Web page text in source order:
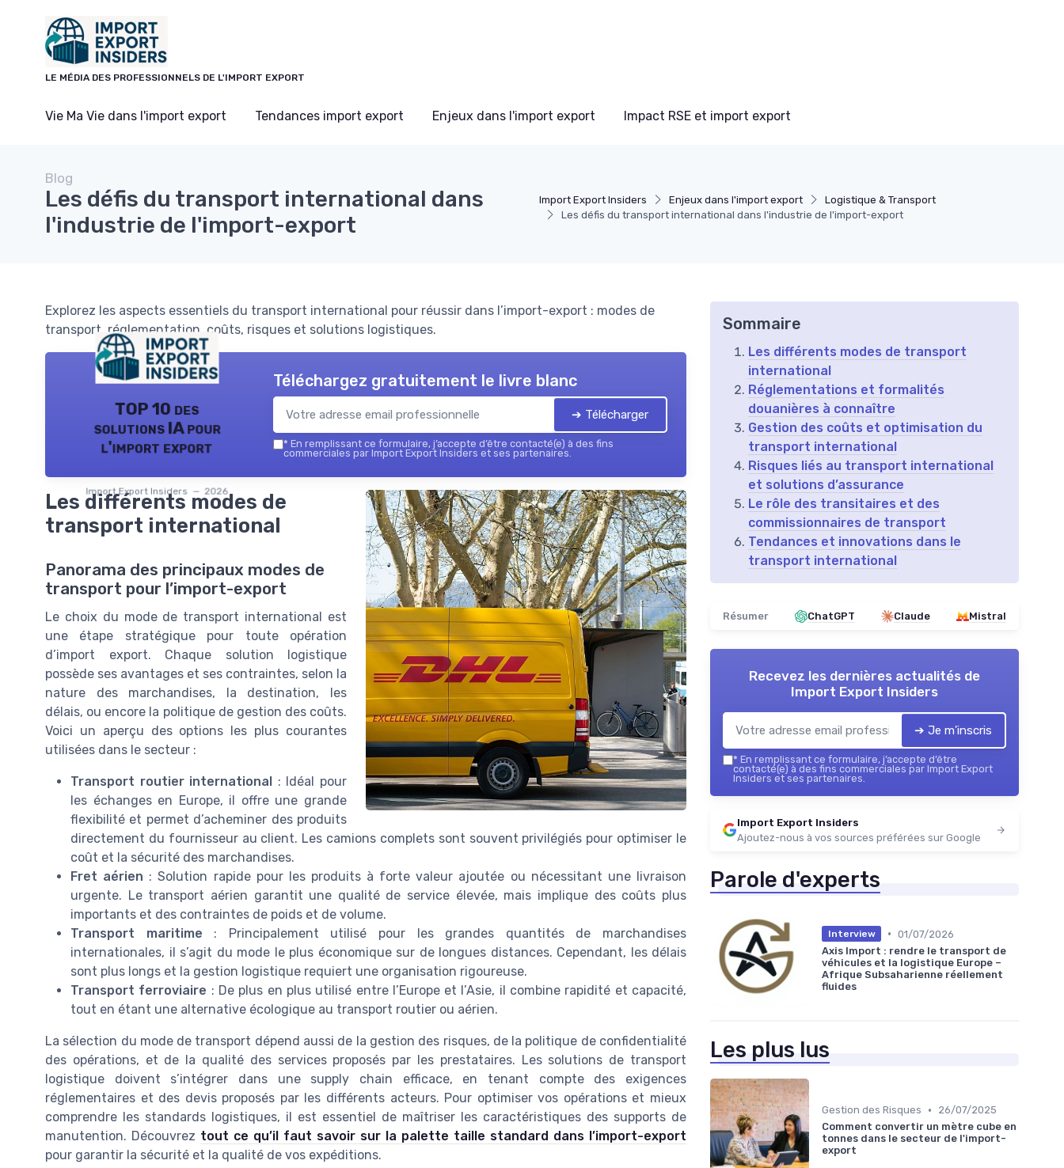
LE MÉDIA DES PROFESSIONNELS DE L'IMPORT EXPORT
Vie Ma Vie dans l'import export Tendances import export Enjeux dans l'import export Impact RSE et import export
Import Export Insiders Enjeux dans l'import export
Logistique & Transport
Les défis du transport international dans l'industrie de l'import-export
Blog
Les défis du transport international dans
l'industrie de l'import-export
Explorez les aspects essentiels du transport international pour réussir dans l’import-export : modes de
transport, réglementation, coûts, risques et solutions logistiques.
TOP 10 des
solutions IA pour
l'import export
Import Export Insiders — 2026
Téléchargez gratuitement le livre blanc
➔ Télécharger
* En remplissant ce formulaire, j’accepte d’être contacté(e) à des fins
commerciales par Import Export Insiders et ses partenaires.
Les différents modes de
transport international
Panorama des principaux modes de
transport pour l’import-export
Le choix du mode de transport international est
une étape stratégique pour toute opération
d’import export. Chaque solution logistique
possède ses avantages et ses contraintes, selon la
nature des marchandises, la destination, les
délais, ou encore la politique de gestion des coûts.
Voici un aperçu des options les plus courantes
utilisées dans le secteur :
Transport routier international : Idéal pour
les échanges en Europe, il offre une grande
flexibilité et permet d’acheminer des produits
directement du fournisseur au client. Les camions complets sont souvent privilégiés pour optimiser le
coût et la sécurité des marchandises.
Fret aérien : Solution rapide pour les produits à forte valeur ajoutée ou nécessitant une livraison
urgente. Le transport aérien garantit une qualité de service élevée, mais implique des coûts plus
importants et des contraintes de poids et de volume.
Transport maritime : Principalement utilisé pour les grandes quantités de marchandises
internationales, il s’agit du mode le plus économique sur de longues distances. Cependant, les délais
sont plus longs et la gestion logistique requiert une organisation rigoureuse.
Transport ferroviaire : De plus en plus utilisé entre l’Europe et l’Asie, il combine rapidité et capacité,
tout en étant une alternative écologique au transport routier ou aérien.
La sélection du mode de transport dépend aussi de la gestion des risques, de la politique de confidentialité
des opérations, et de la qualité des services proposés par les prestataires. Les solutions de transport
logistique doivent s’intégrer dans une supply chain efficace, en tenant compte des exigences
réglementaires et des devis proposés par les différents acteurs. Pour optimiser vos opérations et mieux
comprendre les standards logistiques, il est essentiel de maîtriser les caractéristiques des supports de
manutention. Découvrez tout ce qu’il faut savoir sur la palette taille standard dans l’import-export
pour garantir la sécurité et la qualité de vos expéditions.
Sommaire
Les différents modes de transport
international
Réglementations et formalités
douanières à connaître
Gestion des coûts et optimisation du
transport international
Risques liés au transport international
et solutions d’assurance
Le rôle des transitaires et des
commissionnaires de transport
Tendances et innovations dans le
transport international
Résumer ChatGPT Claude Mistral
Recevez les dernières actualités de
Import Export Insiders
➔ Je m'inscris
* En remplissant ce formulaire, j’accepte d’être
contacté(e) à des fins commerciales par Import Export
Insiders et ses partenaires.
Import Export Insiders
Ajoutez-nous à vos sources préférées sur Google
Parole d'experts
Interview • 01/07/2026
Axis Import : rendre le transport de
véhicules et la logistique Europe –
Afrique Subsaharienne réellement
fluides
Les plus lus
Gestion des Risques •
26/07/2025
Comment convertir un mètre cube en
tonnes dans le secteur de l'import-
export